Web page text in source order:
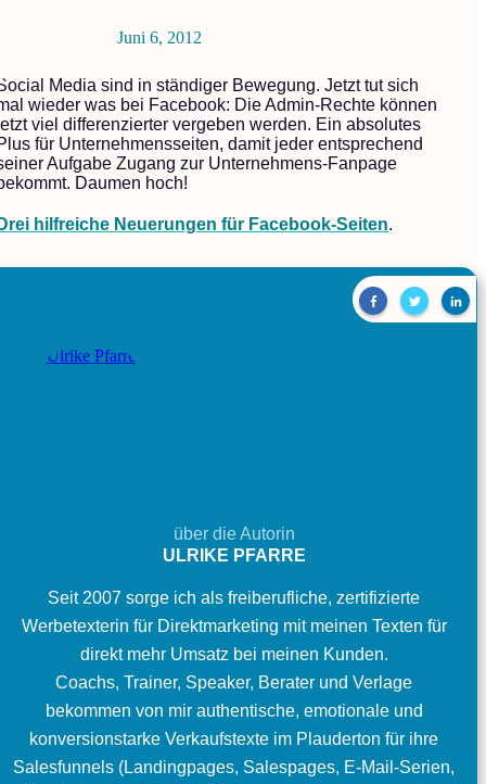
Juni 6, 2012
Media sind in ständiger Bewegung. Jetzt tut sich
wieder was bei Facebook: Die Admin-Rechte können
viel differenzierter vergeben werden. Ein absolutes
für Unternehmensseiten, damit jeder entsprechend
Aufgabe Zugang zur Unternehmens-Fanpage
Daumen hoch!
hilfreiche Neuerungen für Facebook-Seiten.
über die Autorin
ULRIKE PFARRE
Seit 2007 sorge ich als freiberufliche, zertifizierte
Werbetexterin für Direktmarketing mit meinen Texten für
direkt mehr Umsatz bei meinen Kunden.
Coachs, Trainer, Speaker, Berater und Verlage
bekommen von mir authentische, emotionale und
konversionstarke Verkaufstexte im Plauderton für ihre
Salesfunnels (Landingpages, Salespages, E-Mail-Serien,